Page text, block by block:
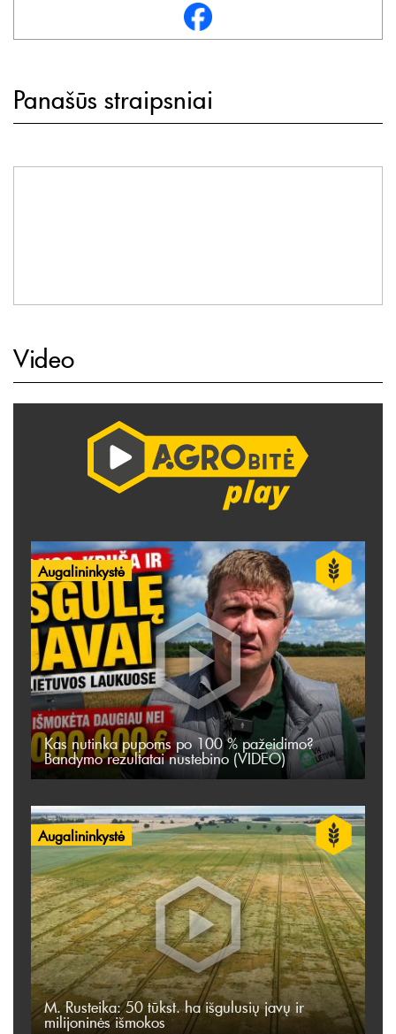
Panašūs straipsniai
Video
Augalininkystė
Kas nutinka pupoms po 100 % pažeidimo?
Bandymo rezultatai nustebino (VIDEO)
Augalininkystė
M. Rusteika: 50 tūkst. ha išgulusių javų ir
milijoninės išmokos